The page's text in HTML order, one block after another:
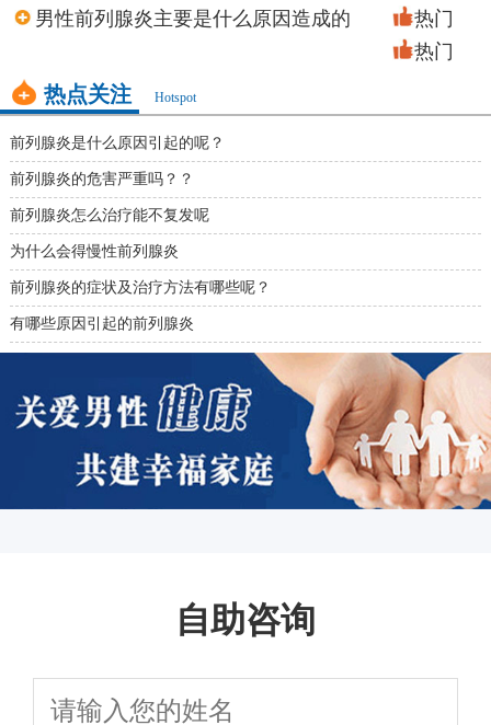
热门
男性前列腺炎主要是什么原因造成的
热门
热点关注 Hotspot
前列腺炎是什么原因引起的呢？
前列腺炎的危害严重吗？？
前列腺炎怎么治疗能不复发呢
为什么会得慢性前列腺炎
前列腺炎的症状及治疗方法有哪些呢？
有哪些原因引起的前列腺炎
自助咨询